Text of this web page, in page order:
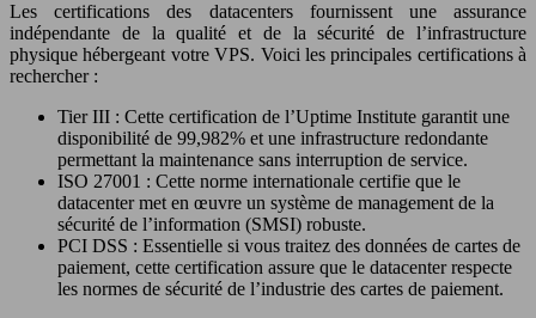
Les certifications des datacenters fournissent une assurance
indépendante de la qualité et de la sécurité de l’infrastructure
physique hébergeant votre VPS. Voici les principales certifications à
rechercher :
Tier III : Cette certification de l’Uptime Institute garantit une
disponibilité de 99,982% et une infrastructure redondante
permettant la maintenance sans interruption de service.
ISO 27001 : Cette norme internationale certifie que le
datacenter met en œuvre un système de management de la
sécurité de l’information (SMSI) robuste.
PCI DSS : Essentielle si vous traitez des données de cartes de
paiement, cette certification assure que le datacenter respecte
les normes de sécurité de l’industrie des cartes de paiement.